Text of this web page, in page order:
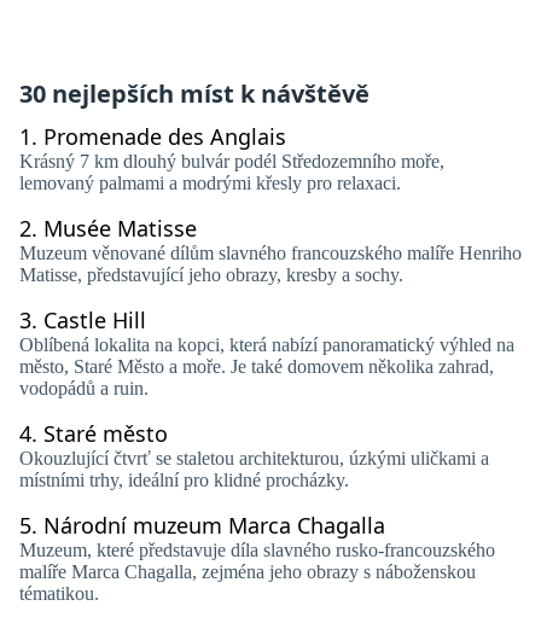
30 nejlepších míst k návštěvě
1. Promenade des Anglais
Krásný 7 km dlouhý bulvár podél Středozemního moře,
lemovaný palmami a modrými křesly pro relaxaci.
2. Musée Matisse
Muzeum věnované dílům slavného francouzského malíře Henriho
Matisse, představující jeho obrazy, kresby a sochy.
3. Castle Hill
Oblíbená lokalita na kopci, která nabízí panoramatický výhled na
město, Staré Město a moře. Je také domovem několika zahrad,
vodopádů a ruin.
4. Staré město
Okouzlující čtvrť se staletou architekturou, úzkými uličkami a
místními trhy, ideální pro klidné procházky.
5. Národní muzeum Marca Chagalla
Muzeum, které představuje díla slavného rusko-francouzského
malíře Marca Chagalla, zejména jeho obrazy s náboženskou
tématikou.